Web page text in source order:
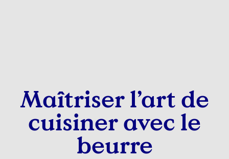
Maîtriser l’art de
cuisiner avec le
beurre